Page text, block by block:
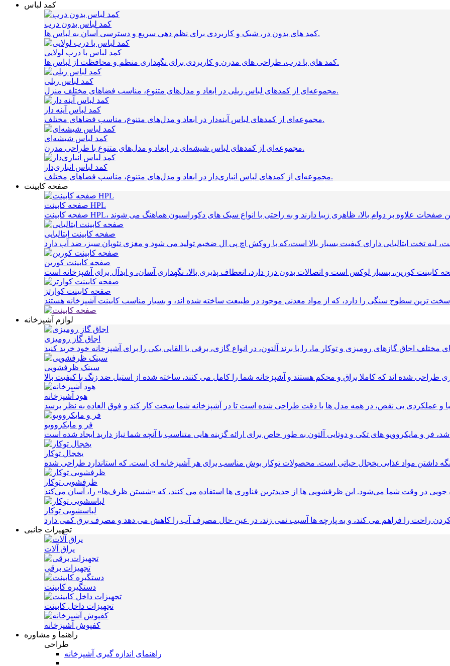
کمد لباس
کمد لباس بدون درب
کمد های بدون در، شیک و کاربردی برای نظم‌ دهی سریع و دسترسی آسان به لباس‌ ها.
کمد لباس با درب لولایی
کمد های با درب، طراحی‌ های مدرن و کاربردی برای نگهداری منظم و محافظت از لباس‌ ها.
کمد لباس ریلی
مجموعه‌ای از کمدهای لباس ریلی در ابعاد و مدل‌های متنوع، مناسب فضاهای مختلف منزل.
کمد لباس آینه دار
مجموعه‌ای از کمدهای لباس آینه‌دار در ابعاد و مدل‌های متنوع، مناسب فضاهای مختلف.
کمد لباس شیشه‌ای
مجموعه‌ای از کمدهای لباس شیشه‌ای در ابعاد و مدل‌های متنوع با طراحی مدرن.
کمد لباس انباری‌دار
مجموعه‌ای از کمدهای لباس انباری‌دار در ابعاد و مدل‌های متنوع، مناسب فضاهای مختلف.
صفحه کابینت
صفحه کابینت HPL
صفحه کابینت ایتالیایی
صفحه کابینت کورین
صفحه کابینت کوارتز
لوازم آشپزخانه
اجاق گاز رومیزی
سینک ظرفشویی
شده اند که کاملا براق و محکم هستند و آشپزخانه شما را کامل می کنند، ساخته شده از استیل ضد زنگ با کیفیت بالا
هود آشپزخانه
فر و مایکروویو
یخجال توکار
ظرفشویی توکار
لباسشویی توکار
تجهیزات جانبی
یراق آلات
تجهیزات برقی
دستگیره کابینت
تجهیزات داخل کابینت
کفپوش آشپزخانه
راهنما و مشاوره
طراحی
راهنمای اندازه گیری آشپزخانه